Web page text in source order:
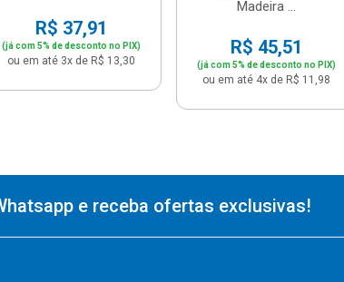
R$ 37,91
(já com 5% de desconto no PIX)
ou em até 3x de R$ 13,30
Madeira ...
R$ 45,51
(já com 5% de desconto no PIX)
ou em até 4x de R$ 11,98
e receba ofertas exclusivas!